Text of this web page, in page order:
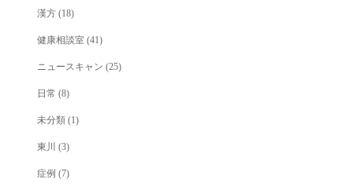
漢方 (18)
健康相談室 (41)
ニュースキャン (25)
日常 (8)
未分類 (1)
東川 (3)
症例 (7)